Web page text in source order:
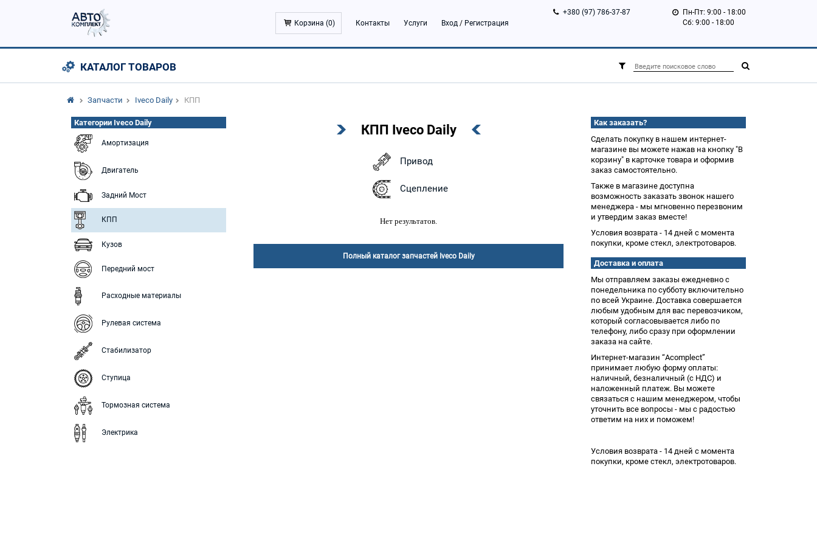
Корзина (0) Контакты Услуги Вход / Регистрация
+380 (97) 786-37-87
Пн-Пт: 9:00 - 18:00
Сб: 9:00 - 18:00
КАТАЛОГ ТОВАРОВ
Запчасти Iveco Daily КПП
Категории Iveco Daily
Амортизация
Двигатель
Задний Мост
КПП
Кузов
Передний мост
Расходные материалы
Рулевая система
Стабилизатор
Ступица
Тормозная система
Электрика
КПП Iveco Daily
Привод
Сцепление
Нет результатов.
Полный каталог запчастей Iveco Daily
Как заказать?
Сделать покупку в нашем интернет-
магазине вы можете нажав на кнопку "В
корзину" в карточке товара и оформив
заказ самостоятельно.
Также в магазине доступна
возможность заказать звонок нашего
менеджера - мы мгновенно перезвоним
и утвердим заказ вместе!
Условия возврата - 14 дней с момента
покупки, кроме стекл, электротоваров.
Доставка и оплата
Мы отправляем заказы ежедневно с
понедельника по субботу включительно
по всей Украине. Доставка совершается
любым удобным для вас перевозчиком,
который согласовывается либо по
телефону, либо сразу при оформлении
заказа на сайте.
Интернет-магазин “Acomplect”
принимает любую форму оплаты:
наличный, безналичный (с НДС) и
наложенный платеж. Вы можете
связаться с нашим менеджером, чтобы
уточнить все вопросы - мы с радостью
ответим на них и поможем!
Условия возврата - 14 дней с момента
покупки, кроме стекл, электротоваров.